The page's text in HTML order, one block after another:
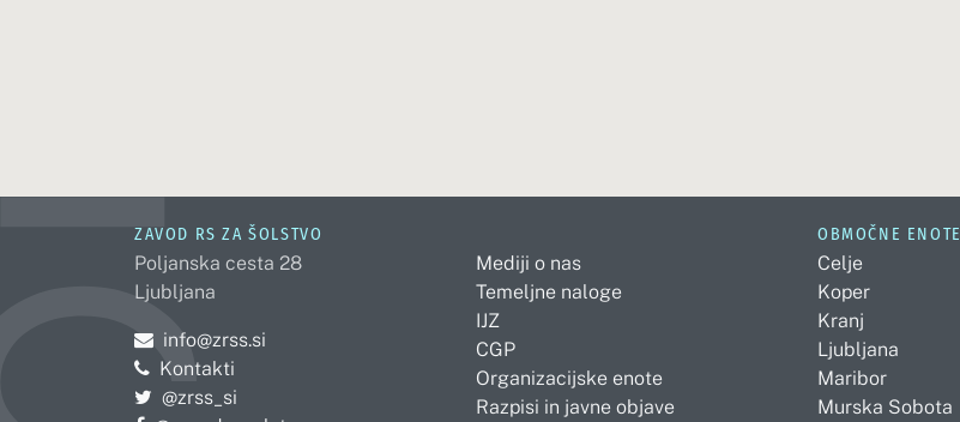
ZAVOD RS ZA ŠOLSTVO
Poljanska cesta 28
Ljubljana
Pošljite e-mail na
info@zrss.si
Kontakti
Pojdite na Twitter:
@zrss_si
Mediji o nas
Temeljne naloge
IJZ
CGP
Organizacijske enote
Razpisi in javne objave
OBMOČNE ENOTE
Celje
Koper
Kranj
Ljubljana
Maribor
Murska Sobota